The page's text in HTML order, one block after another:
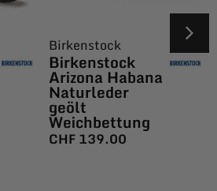
Birkenstock
Birkenstock
Arizona Habana
Naturleder
geölt
Weichbettung
CHF139.00